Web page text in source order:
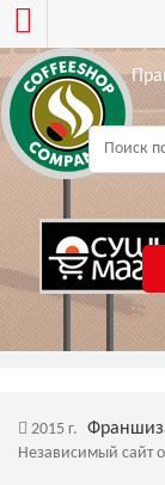
2015 г.
Независимый сайт